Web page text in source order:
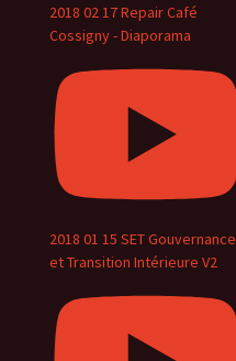
2018 02 17 Repair Café
Cossigny - Diaporama
2018 01 15 SET Gouvernance
et Transition Intérieure V2